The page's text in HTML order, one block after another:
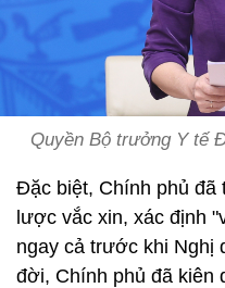
Quyền Bộ trưởng Y tế
Đặc biệt, Chính phủ đã
lược vắc xin, xác định
ngay cả trước khi Nghị
đời, Chính phủ đã kiên